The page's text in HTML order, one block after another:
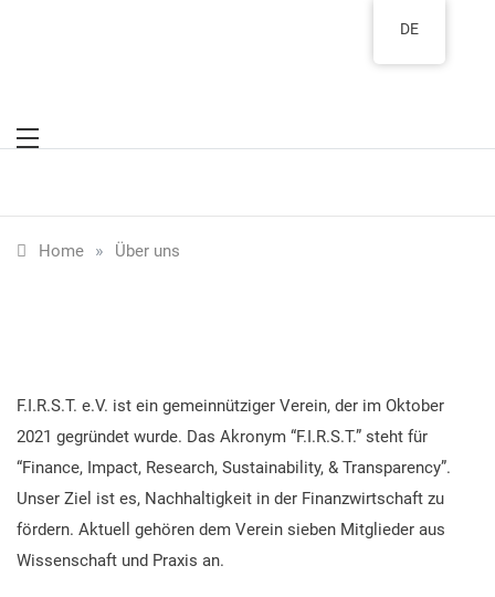
Home » Über uns
F.I.R.S.T. e.V. ist ein gemeinnütziger Verein, der im Oktober
2021 gegründet wurde. Das Akronym “F.I.R.S.T.” steht für
“Finance, Impact, Research, Sustainability, & Transparency”.
Unser Ziel ist es, Nachhaltigkeit in der Finanzwirtschaft zu
fördern. Aktuell gehören dem Verein sieben Mitglieder aus
Wissenschaft und Praxis an.
DE